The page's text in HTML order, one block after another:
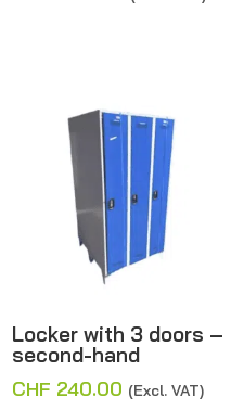
Locker with 3 doors –
second-hand
CHF 240.00 (Excl. VAT)